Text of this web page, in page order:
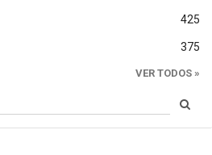
425
375
VER TODOS »